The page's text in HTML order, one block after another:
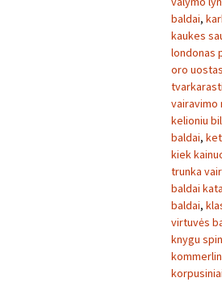
baldai,
kaukes
londonas
oro uostas
vairavimo
kelioniu
baldai,
kiek
trunka
baldai
baldai,
virtuvės
knygu